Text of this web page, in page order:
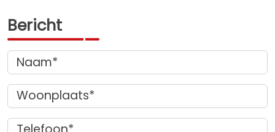
Bericht
Naam*
Woonplaats*